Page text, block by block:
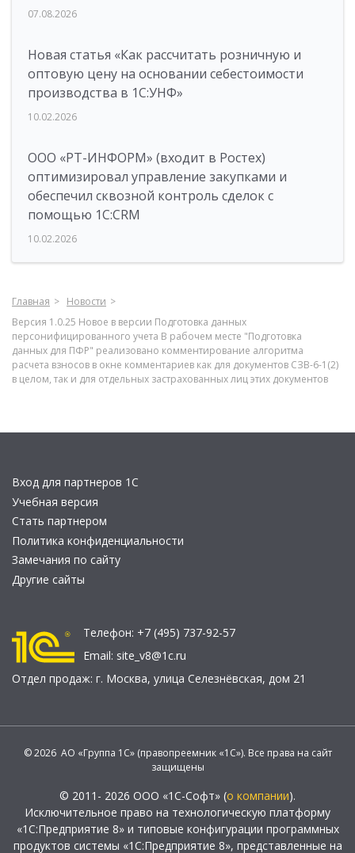
07.08.2026
Новая статья «Как рассчитать розничную и
оптовую цену на основании себестоимости
производства в 1С:УНФ»
10.02.2026
ООО «РТ-ИНФОРМ» (входит в Ростех)
оптимизировал управление закупками и
обеспечил сквозной контроль сделок с
помощью 1С:CRM
10.02.2026
Главная
Новости
Версия 1.0.25 Новое в версии Подготовка данных
персонифицированного учета В рабочем месте "Подготовка
данных для ПФР" реализовано комментирование алгоритма
расчета взносов в окне комментариев как для документов СЗВ-6-1(2)
в целом, так и для отдельных застрахованных лиц этих документов
Вход для партнеров 1С
Учебная версия
Стать партнером
Политика конфиденциальности
Замечания по сайту
Другие сайты
Телефон: +7 (495) 737-92-57
Email: site_v8@1c.ru
Отдел продаж: г. Москва, улица Селезнёвская, дом 21
© 2026 АО «Группа 1С» (правопреемник «1С»). Все права на сайт
защищены
© 2011- 2026 ООО «1С-Софт» (о компании).
Исключительное право на технологическую платформу
«1С:Предприятие 8» и типовые конфигурации программных
продуктов системы «1С:Предприятие 8», представленные на